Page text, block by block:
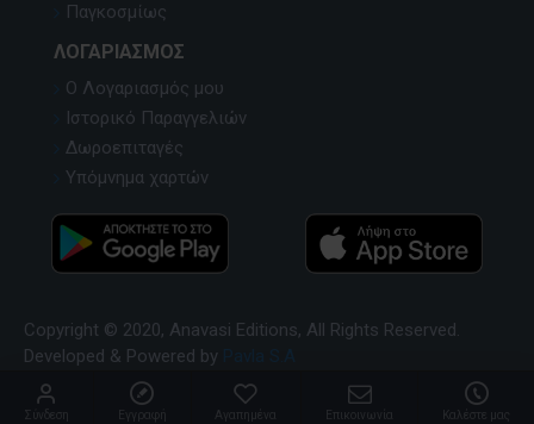
Παγκοσμίως
ΛΟΓΑΡΙΑΣΜΌΣ
Ο Λογαριασμός μου
Ιστορικό Παραγγελιών
Δωροεπιταγές
Υπόμνημα χαρτών
Copyright © 2020, Anavasi Editions, All Rights Reserved.
Developed & Powered by
Σύνδεση Εγγραφή Αγαπημένα Επικοινωνία Καλέστε μας